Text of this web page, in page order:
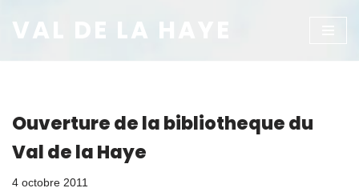
Aller
au
VAL DE LA HAYE
Ouverture de la bibliotheque du
Val de la Haye
4 octobre 2011